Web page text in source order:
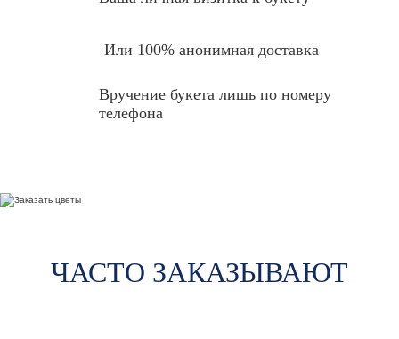
Или 100% анонимная доставка
Вручение букета лишь по номеру
телефона
ЧАСТО ЗАКАЗЫВАЮТ